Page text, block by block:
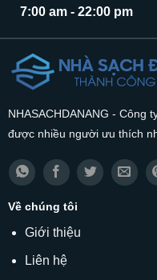
7:00 am - 22:00 pm
NHASACHDANANG - Công
được nhiều người ưu thích
Về chúng tôi
Giới thiệu
Liên hệ